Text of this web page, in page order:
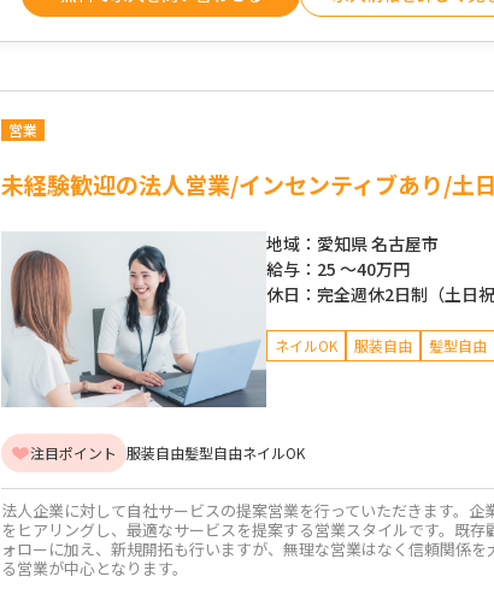
営業
未経験歓迎の法人営業/インセンティブあり/土
地域： 愛知県 名古屋市
給与： 25 ～40万円
休日： 完全週休2日制（土日祝
ネイルOK 服装自由 髪型自由
注目ポイント 服装自由髪型自由ネイルOK
法人企業に対して自社サービスの提案営業を行っていただきます。企
をヒアリングし、最適なサービスを提案する営業スタイルです。既存
ォローに加え、新規開拓も行いますが、無理な営業はなく信頼関係を
る営業が中心となります。